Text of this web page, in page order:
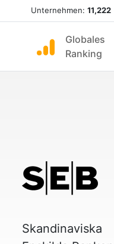
Unternehmen: 11,222
Globales
Ranking
Skandinaviska